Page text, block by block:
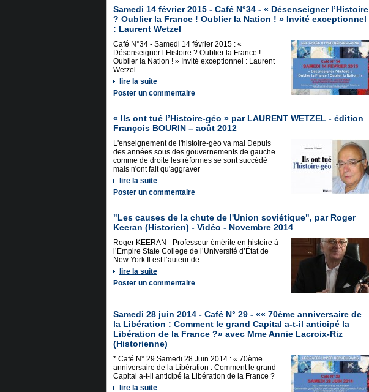
Samedi 14 février 2015 - Café N°34 - « Désenseigner l’Histoire
? Oublier la France ! Oublier la Nation ! » Invité exceptionnel
: Laurent Wetzel
Café N°34 - Samedi 14 février 2015 : «
Désenseigner l’Histoire ? Oublier la France !
Oublier la Nation ! » Invité exceptionnel : Laurent
Wetzel
lire la suite
Poster un commentaire
« Ils ont tué l’Histoire-géo » par LAURENT WETZEL - édition
François BOURIN – août 2012
L'enseignement de l'histoire-géo va mal Depuis
des années sous des gouvernements de gauche
comme de droite les réformes se sont succédé
mais n'ont fait qu'aggraver
lire la suite
Poster un commentaire
"Les causes de la chute de l'Union soviétique", par Roger
Keeran (Historien) - Vidéo - Novembre 2014
Roger KEERAN - Professeur émérite en histoire à
l’Empire State College de l’Université d’État de
New York Il est l’auteur de
lire la suite
Poster un commentaire
Samedi 28 juin 2014 - Café N° 29 - «« 70ème anniversaire de
la Libération : Comment le grand Capital a-t-il anticipé la
Libération de la France ?» avec Mme Annie Lacroix-Riz
(Historienne)
* Café N° 29 Samedi 28 Juin 2014 : « 70ème
anniversaire de la Libération : Comment le grand
Capital a-t-il anticipé la Libération de la France ?
lire la suite